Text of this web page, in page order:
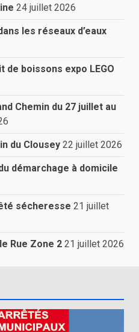
24 juillet 2026
les réseaux d’eaux
de boissons expo LEGO
Chemin du 27 juillet au
du Clousey 22 juillet 2026
démarchage à domicile
sécheresse 21 juillet
Rue Zone 2 21 juillet 2026